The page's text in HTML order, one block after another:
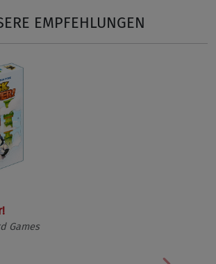
EMPFEHLUNGEN
Games